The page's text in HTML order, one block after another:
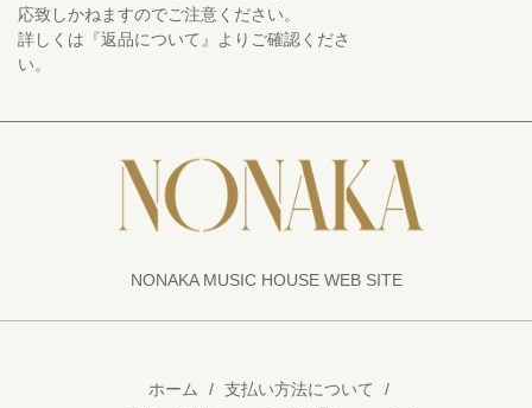
応致しかねますのでご注意ください。
詳しくは『返品について』よりご確認くださ
い。
NONAKA MUSIC HOUSE WEB SITE
ホーム / 支払い方法について
/